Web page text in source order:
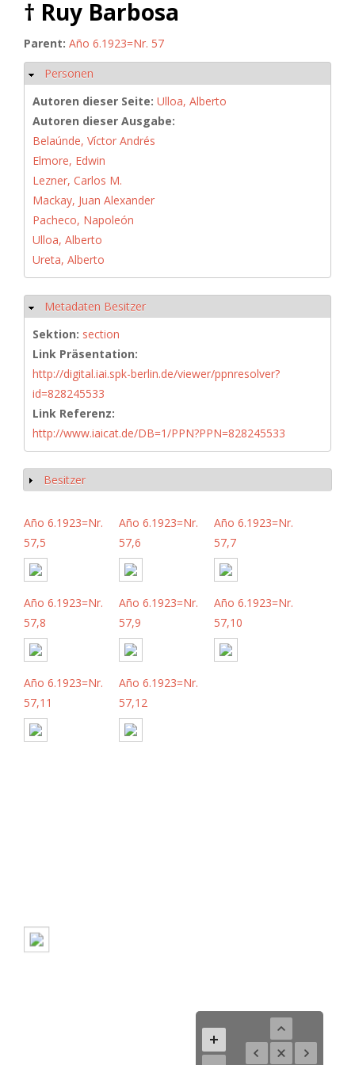
† Ruy Barbosa
Parent: Año 6.1923=Nr. 57
Ausblenden
Personen
Autoren dieser Seite: Ulloa, Alberto
Autoren dieser Ausgabe:
Belaúnde, Víctor Andrés
Elmore, Edwin
Lezner, Carlos M.
Mackay, Juan Alexander
Pacheco, Napoleón
Ulloa, Alberto
Ureta, Alberto
Ausblenden
Metadaten Besitzer
Sektion: section
Link Präsentation:
http://digital.iai.spk-berlin.de/viewer/ppnresolver?
id=828245533
Link Referenz:
http://www.iaicat.de/DB=1/PPN?PPN=828245533
Anzeigen
Besitzer
Año 6.1923=Nr.
57,5
Año 6.1923=Nr.
57,6
Año 6.1923=Nr.
57,7
Año 6.1923=Nr.
57,8
Año 6.1923=Nr.
57,9
Año 6.1923=Nr.
57,10
Año 6.1923=Nr.
57,11
Año 6.1923=Nr.
57,12